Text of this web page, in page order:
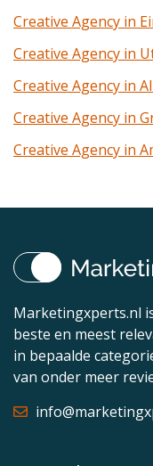
Creative Agency in
Creative Agency in
Creative Agency in
Creative Agency in
Creative Agency in
Marketingxperts.nl
beste en meest
in bepaalde
van onder meer